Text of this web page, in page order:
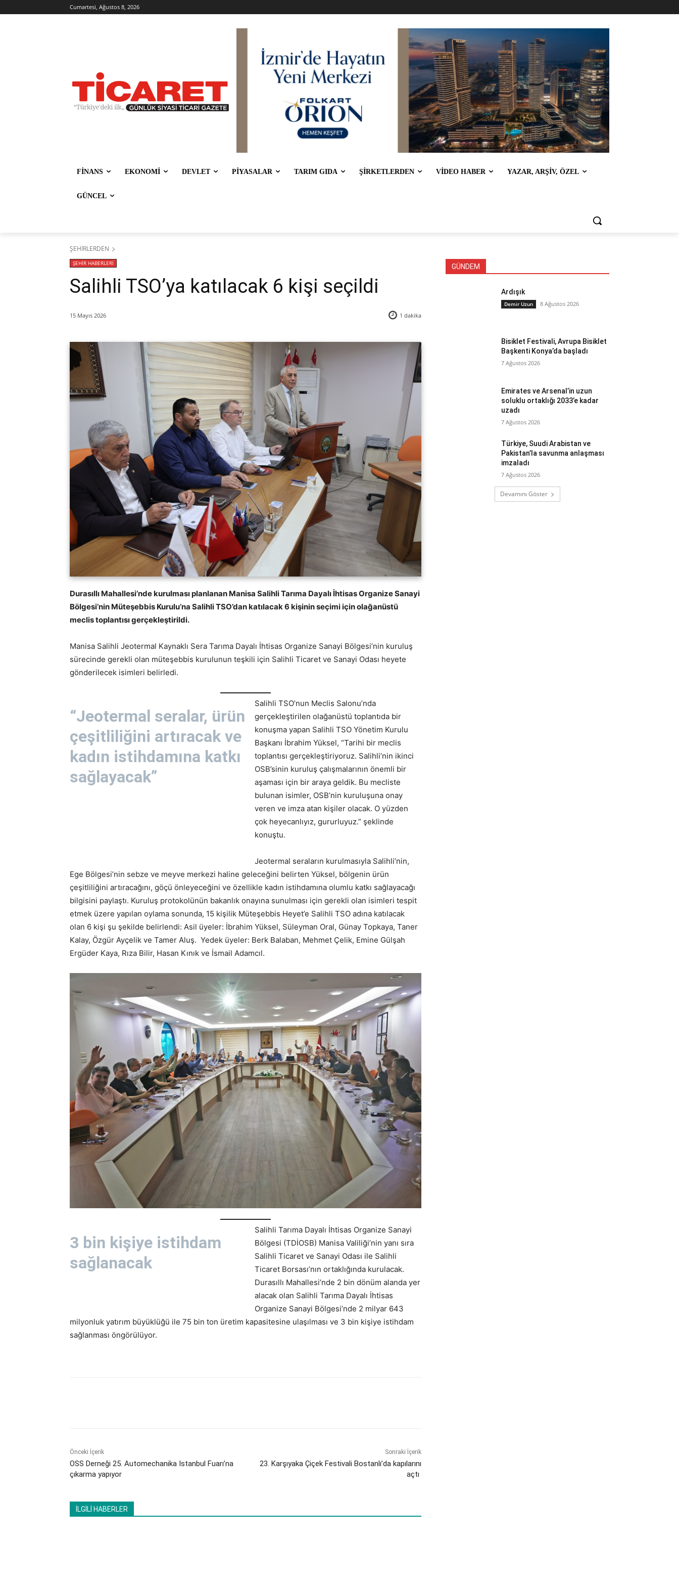
Cumartesi, Ağustos 8, 2026
FİNANS EKONOMİ DEVLET PİYASALAR TARIM GIDA ŞİRKETLERDEN VİDEO HABER YAZAR, ARŞİV, ÖZEL
GÜNCEL
ŞEHİRLERDEN
ŞEHİR HABERLERİ
​Salihli TSO’ya katılacak 6 kişi seçildi
15 Mayıs 2026 1 dakika
Durasıllı Mahallesi’nde kurulması planlanan Manisa Salihli Tarıma Dayalı İhtisas Organize Sanayi
Bölgesi’nin Müteşebbis Kurulu’na Salihli TSO’dan katılacak 6 kişinin seçimi için olağanüstü
meclis toplantısı gerçekleştirildi.
Manisa Salihli Jeotermal Kaynaklı Sera Tarıma Dayalı İhtisas Organize Sanayi Bölgesi’nin kuruluş
sürecinde gerekli olan müteşebbis kurulunun teşkili için Salihli Ticaret ve Sanayi Odası heyete
gönderilecek isimleri belirledi.
“Jeotermal seralar, ürün
çeşitliliğini artıracak ve
kadın istihdamına katkı
sağlayacak”
Salihli TSO’nun Meclis Salonu’nda
gerçekleştirilen olağanüstü toplantıda bir
konuşma yapan Salihli TSO Yönetim Kurulu
Başkanı İbrahim Yüksel, “Tarihi bir meclis
toplantısı gerçekleştiriyoruz. Salihli’nin ikinci
OSB’sinin kuruluş çalışmalarının önemli bir
aşaması için bir araya geldik. Bu mecliste
bulunan isimler, OSB’nin kuruluşuna onay
veren ve imza atan kişiler olacak. O yüzden
çok heyecanlıyız, gururluyuz.” şeklinde
konuştu.
Jeotermal seraların kurulmasıyla Salihli’nin,
Ege Bölgesi’nin sebze ve meyve merkezi haline geleceğini belirten Yüksel, bölgenin ürün
çeşitliliğini artıracağını, göçü önleyeceğini ve özellikle kadın istihdamına olumlu katkı sağlayacağı
bilgisini paylaştı. Kuruluş protokolünün bakanlık onayına sunulması için gerekli olan isimleri tespit
etmek üzere yapılan oylama sonunda, 15 kişilik Müteşebbis Heyet’e Salihli TSO adına katılacak
olan 6 kişi şu şekilde belirlendi: Asil üyeler: İbrahim Yüksel, Süleyman Oral, Günay Topkaya, Taner
Kalay, Özgür Ayçelik ve Tamer Aluş. Yedek üyeler: Berk Balaban, Mehmet Çelik, Emine Gülşah
Ergüder Kaya, Rıza Bilir, Hasan Kınık ve İsmail Adamcıl.
3 bin kişiye istihdam
sağlanacak
Salihli Tarıma Dayalı İhtisas Organize Sanayi
Bölgesi (TDİOSB) Manisa Valiliği’nin yanı sıra
Salihli Ticaret ve Sanayi Odası ile Salihli
Ticaret Borsası’nın ortaklığında kurulacak.
Durasıllı Mahallesi’nde 2 bin dönüm alanda yer
alacak olan Salihli Tarıma Dayalı İhtisas
Organize Sanayi Bölgesi’nde 2 milyar 643
milyonluk yatırım büyüklüğü ile 75 bin ton üretim kapasitesine ulaşılması ve 3 bin kişiye istihdam
sağlanması öngörülüyor.
Önceki İçerik
​OSS Derneği 25. Automechanika Istanbul Fuarı’na
çıkarma yapıyor
Sonraki İçerik
23. Karşıyaka Çiçek Festivali Bostanlı’da kapılarını
açtı
İLGİLİ HABERLER
GÜNDEM
Ardışık
Demir Uzun 8 Ağustos 2026
Bisiklet Festivali, Avrupa Bisiklet
Başkenti Konya’da başladı
7 Ağustos 2026
Emirates ve Arsenal’in uzun
soluklu ortaklığı 2033’e kadar
uzadı
7 Ağustos 2026
Türkiye, Suudi Arabistan ve
Pakistan’la savunma anlaşması
imzaladı
7 Ağustos 2026
Devamını Göster